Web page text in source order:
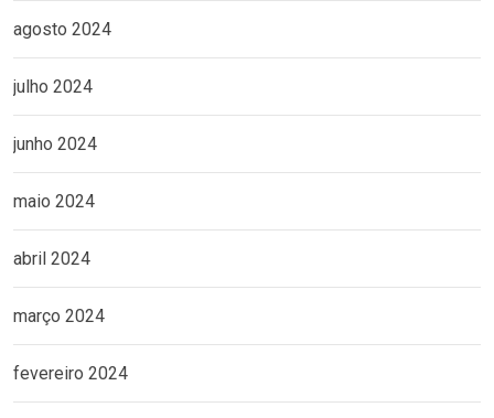
agosto 2024
julho 2024
junho 2024
maio 2024
abril 2024
março 2024
fevereiro 2024